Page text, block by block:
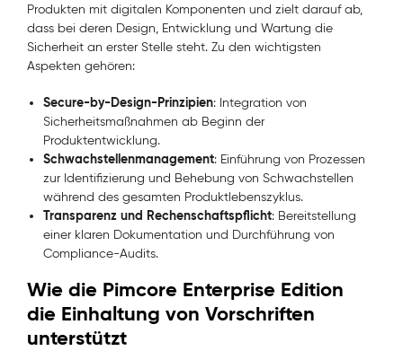
Produkten mit digitalen Komponenten und zielt darauf ab,
dass bei deren Design, Entwicklung und Wartung die
Sicherheit an erster Stelle steht. Zu den wichtigsten
Aspekten gehören:
Secure-by-Design-Prinzipien: Integration von
Sicherheitsmaßnahmen ab Beginn der
Produktentwicklung.
Schwachstellenmanagement: Einführung von Prozessen
zur Identifizierung und Behebung von Schwachstellen
während des gesamten Produktlebenszyklus.
Transparenz und Rechenschaftspflicht: Bereitstellung
einer klaren Dokumentation und Durchführung von
Compliance-Audits.
Wie die Pimcore Enterprise Edition
die Einhaltung von Vorschriften
unterstützt